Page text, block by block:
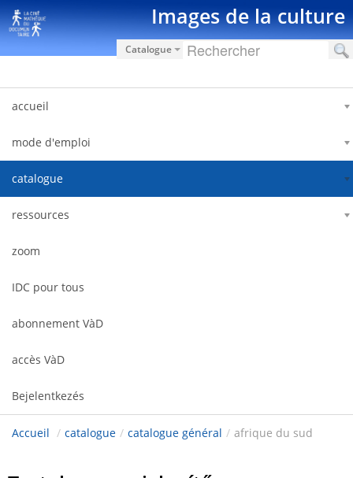
Ugrás a tartalomhoz Images de la culture
Catalogue
accueil
mode d'emploi
catalogue
ressources
zoom
IDC pour tous
abonnement VàD
accès VàD
Bejelentkezés
Accueil / catalogue / catalogue général / afrique du sud